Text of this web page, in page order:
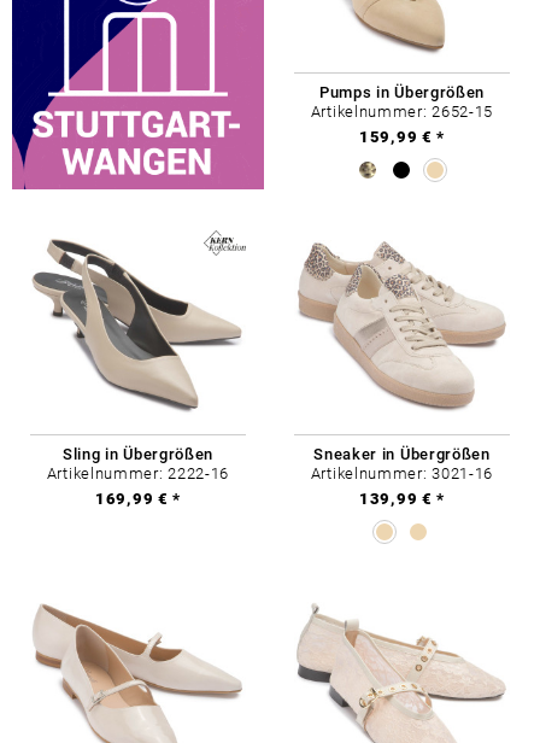
Pumps in Übergrößen
Artikelnummer: 2652-15
159,99 € *
Sling in Übergrößen
Artikelnummer: 2222-16
169,99 € *
Sneaker in Übergrößen
Artikelnummer: 3021-16
139,99 € *